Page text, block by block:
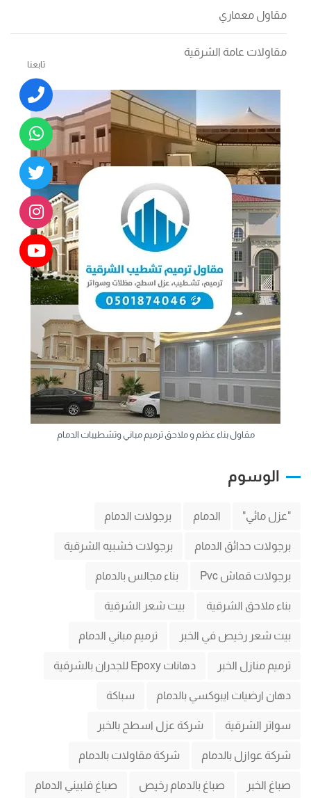
مقاول معماري
مقاولات عامة الشرقية
مقاول بناء عظم و ملاحق ترميم مباني وتشطيبات الدمام
الوسوم
"عزل مائي" الدمام برجولات الدمام
برجولات حدائق الدمام برجولات خشبيه الشرقية
برجولات قماش Pvc بناء مجالس بالدمام
بناء ملاحق الشرقية بيت شعر الشرقية
بيت شعر رخيص في الخبر ترميم مباني الدمام
ترميم منازل الخبر دهانات Epoxy للجدران بالشرقية
دهان ارضيات ايبوكسي بالدمام سباكة
سواتر الشرقية شركة عزل اسطح بالخبر
شركة عوازل بالدمام شركة مقاولات بالدمام
صباغ الخبر صباغ بالدمام رخيص صباغ فلبيني الدمام
تابعنا